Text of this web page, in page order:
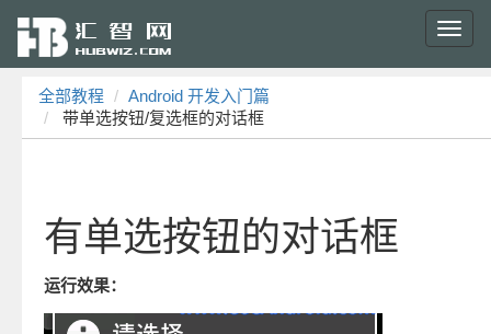
全部教程
Android 开发入门篇
带单选按钮/复选框的对话框
有单选按钮的对话框
运行效果：